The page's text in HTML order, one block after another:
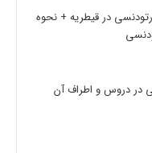
در قیطریه + نحوه
دروس و اطراف آن